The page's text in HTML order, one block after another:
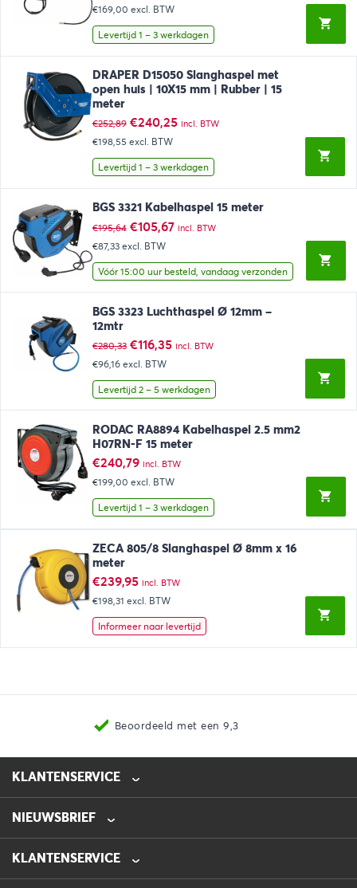
€169,00 excl. BTW
Levertijd 1 – 3 werkdagen
DRAPER D15050 Slanghaspel met
open huis | 10X15 mm | Rubber | 15
meter
€252,89 Oorspronkelijke
prijs
was:
€252,89.
€240,25Huidige
€240,25.
incl. BTW
€198,55 excl. BTW
Levertijd 1 – 3 werkdagen
BGS 3321 Kabelhaspel 15 meter
€195,64 Oorspronkelijke
prijs
was:
€195,64.
€105,67Huidige
€105,67.
incl. BTW
€87,33 excl. BTW
Vóór 15:00 uur besteld, vandaag verzonden
BGS 3323 Luchthaspel Ø 12mm –
12mtr
€280,33 Oorspronkelijke
prijs
was:
€280,33.
€116,35Huidige
€116,35.
incl. BTW
€96,16 excl. BTW
Levertijd 2 – 5 werkdagen
RODAC RA8894 Kabelhaspel 2.5 mm2
H07RN-F 15 meter
€240,79 incl. BTW
€199,00 excl. BTW
Levertijd 1 – 3 werkdagen
ZECA 805/8 Slanghaspel Ø 8mm x 16
meter
€239,95 incl. BTW
€198,31 excl. BTW
Informeer naar levertijd
Beoordeeld met een 9,3
KLANTENSERVICE
0475-218632
info@automotive-line.nl
NIEUWSBRIEF
KLANTENSERVICE
Bestellen